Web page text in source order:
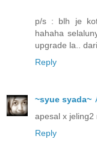
p/s : blh je
hahaha
upgrade la..
Reply
~syue syada~
apesal x jeling2
Reply